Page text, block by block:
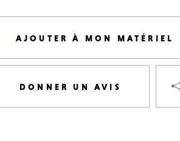
AJOUTER À MON MATÉRIEL
DONNER UN AVIS